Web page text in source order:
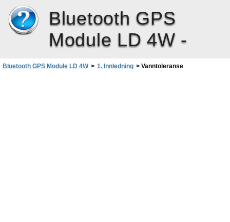
Bluetooth GPS
Module LD 4W -
Bluetooth GPS Module LD 4W > 1. Innledning > Vanntoleranse